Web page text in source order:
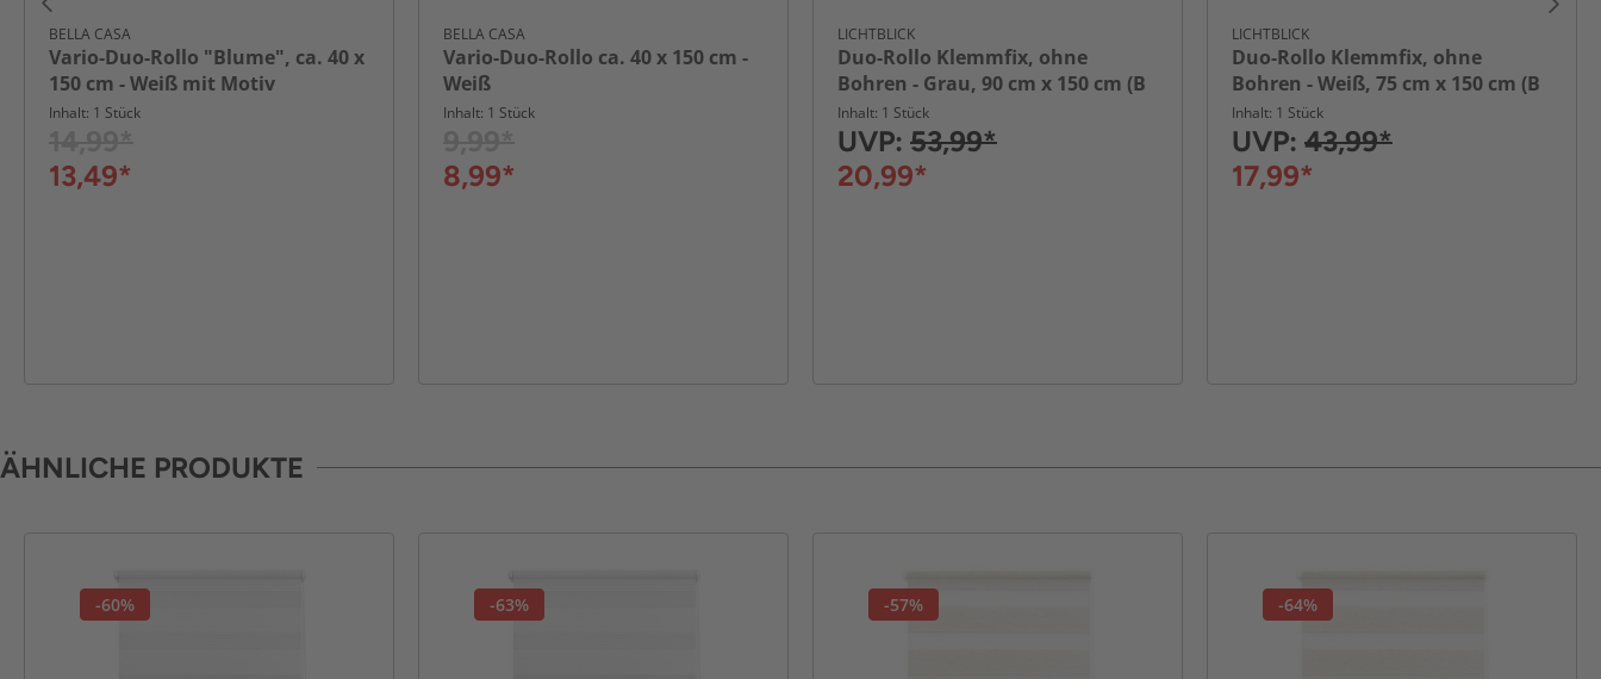
BELLA CASA
Vario-Duo-Rollo "Blume", ca. 40 x
150 cm - Weiß mit Motiv
Inhalt: 1 Stück
13,49*
BELLA CASA
Vario-Duo-Rollo ca. 40 x 150 cm -
Weiß
Inhalt: 1 Stück
8,99*
LICHTBLICK
Duo-Rollo Klemmfix, ohne
Bohren - Grau, 90 cm x 150 cm (B
x L)
Inhalt: 1 Stück
UVP: 53,99*
20,99*
LICHTBLICK
Duo-Rollo Klemmfix, ohne
Bohren - Weiß, 75 cm x 150 cm (B
x L)
Inhalt: 1 Stück
UVP: 43,99*
17,99*
ÄHNLICHE PRODUKTE
-60% -63% -57% -64%